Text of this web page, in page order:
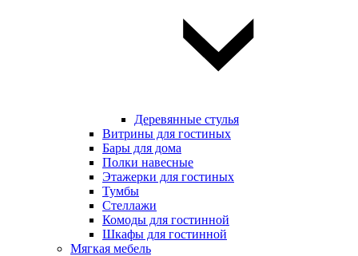
Деревянные стулья
Витрины для гостиных
Бары для дома
Полки навесные
Этажерки для гостиных
Тумбы
Стеллажи
Комоды для гостинной
Шкафы для гостинной
Мягкая мебель